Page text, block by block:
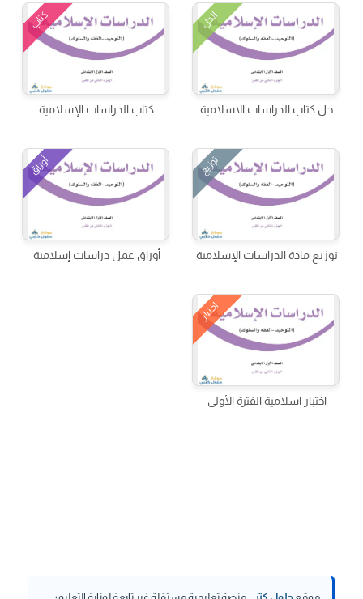
الحل
حل كتاب الدراسات الاسلامية
كتاب
كتاب الدراسات الإسلامية
توزيع
توزيع مادة الدراسات الإسلامية
أوراق
أوراق عمل دراسات إسلامية
اختبار
اختبار اسلامية الفترة الأولى